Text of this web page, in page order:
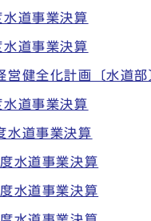
道事業決算
道事業決算
営健全化計画〔水道部
道事業決算
水道事業決算
水道事業決算
水道事業決算